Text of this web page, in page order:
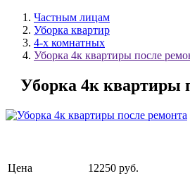
Частным лицам
Уборка квартир
4-х комнатных
Уборка 4к квартиры после
Уборка 4к квартиры
Цена
12250 pуб.